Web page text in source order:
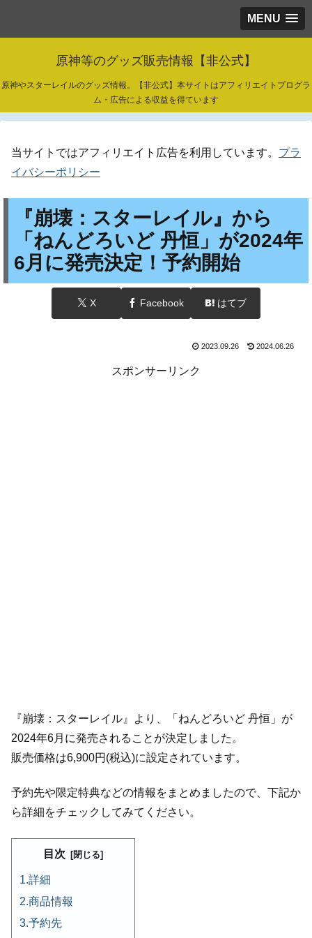
MENU
原神等のグッズ販売情報【非公式】
原神やスターレイルのグッズ情報。【非公式】本サイトはアフィリエイトプログラ
ム・広告による収益を得ています
当サイトではアフィリエイト広告を利用しています。 プラ
イバシーポリシー
『崩壊：スターレイル』から
「ねんどろいど 丹恒」が2024年
6月に発売決定！予約開始
X Facebook はてブ
2023.09.26 2024.06.26
スポンサーリンク
『崩壊：スターレイル』より、「ねんどろいど 丹恒」が
2024年6月に発売されることが決定しました。
販売価格は6,900円(税込)に設定されています。
予約先や限定特典などの情報をまとめましたので、下記か
ら詳細をチェックしてみてください。
目次
詳細
商品情報
予約先